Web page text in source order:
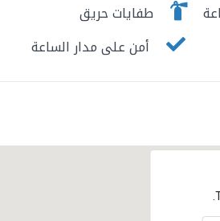
طفايات حريق
أمن على مدار الساعة